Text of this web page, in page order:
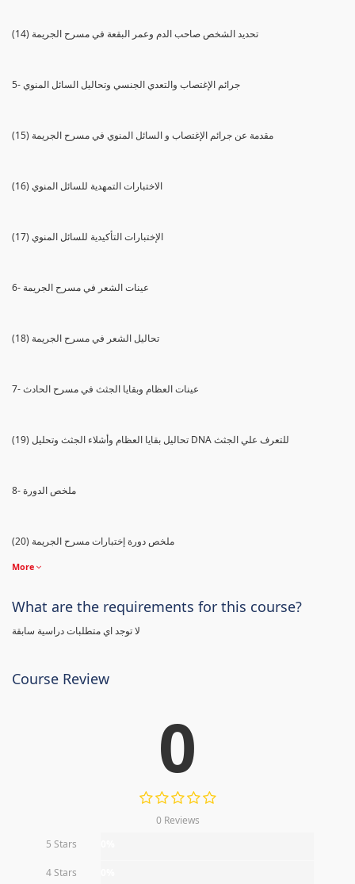
(14) تحديد الشخص صاحب الدم وعمر البقعة في مسرح الجريمة
5- جرائم الإغتصاب والتعدي الجنسي وتحاليل السائل المنوي
(15) مقدمة عن جرائم الإغتصاب و السائل المنوي في مسرح الجريمة
(16) الاختبارات التمهدية للسائل المنوي
(17) الإختبارات التأكيدية للسائل المنوي
6- عينات الشعر في مسرح الجريمة
(18) تحاليل الشعر في مسرح الجريمة
7- عينات العظام وبقايا الجثث في مسرح الحادث
(19) تحاليل بقايا العظام وأشلاء الجثث وتحليل DNA للتعرف علي الجثث
8- ملخص الدورة
(20) ملخص دورة إختبارات مسرح الجريمة
More
What are the requirements for this course?
لا توجد اي متطلبات دراسية سابقة
Course Review
0
0 Reviews
5 Stars
4 Stars